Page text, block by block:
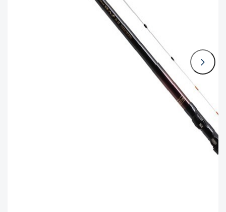
この条件で検索する
かなり使用感があり、全体的に
目立つ傷が多い品
D
著しく状態が悪いが使用はでき
るもの、改造品も含む
※ルアー、エギ、雑品、その他につきましては
ランク表記はございません。 状態は写真にてご